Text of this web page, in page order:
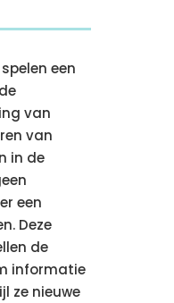
een
van
van
in de
een
Deze
de
informatie
ze nieuwe